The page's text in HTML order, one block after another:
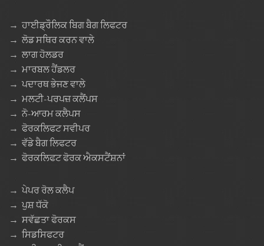
→ ਹਾਈਡ੍ਰੌਲਿਕ ਬਿਗ ਬੈਗ ਲਿਫਟਰ
→ ਲੋਡ ਸਥਿਰ ਕਰਨ ਵਾਲੇ
→ ਲਾਗ ਹੋਲਡਰ
→ ਮਾਰਬਲ ਹੈਂਡਲਰ
→ ਪਦਾਰਥ ਭੇਜਣ ਵਾਲੇ
→ ਮਲਟੀ-ਪਰਪਜ਼ ਕਲੈਂਪਸ
→ ਨੋ-ਆਰਮ ਕਲੈਪਸ
→ ਫੋਰਕਲਿਫਟ ਸਵੀਪਰ
→ ਵੱਡੇ ਬੈਗ ਲਿਫਟਰ
→ ਫੋਰਕਲਿਫਟ ਫੋਰਕ ਐਕਸਟੈਂਸ਼ਨਾਂ
→ ਪੇਪਰ ਰੋਲ ਕਲੈਪ
→ ਪੁਸ਼ ਧੱਕੋ
→ ਸਵੱਛਤਾ ਫੋਰਕਸ
→ ਸਿਡਸਿਫਟਰ